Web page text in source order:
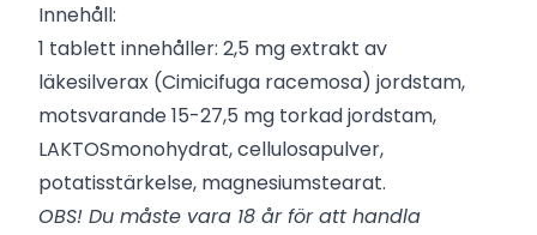
Innehåll:
1 tablett innehåller: 2,5 mg extrakt av
läkesilverax (Cimicifuga racemosa) jordstam,
motsvarande 15-27,5 mg torkad jordstam,
LAKTOSmonohydrat, cellulosapulver,
potatisstärkelse, magnesiumstearat.
OBS! Du måste vara 18 år för att handla